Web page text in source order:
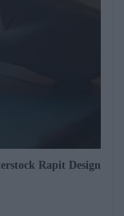
Rapit Design